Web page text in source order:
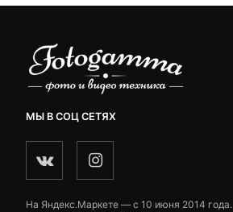
МЫ В СОЦ СЕТЯХ
На Яндекс.Маркете — c 10 июня 2014 года.